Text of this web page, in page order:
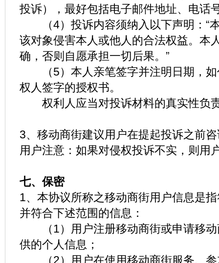
投诉），最好包括电子邮件地址、电话
（4）投诉内容须纳入以下声明：“
该对象侵害本人或他人的合法权益。本
确，否则自愿承担一切后果。”
（5）本人亲笔签字并注明日期，如
权人签字的授权书。
权利人应当对投诉材料的真实性负
3、移动商街建议用户在提起投诉之前
用户注意：如果对侵权投诉不实，则用
七、保密
1、本协议所称之移动商街用户信息是
并符合下述范围的信息：
（1）用户注册移动商街或申请移动
供的个人信息；
（2）用户在使用移动商街服务、参